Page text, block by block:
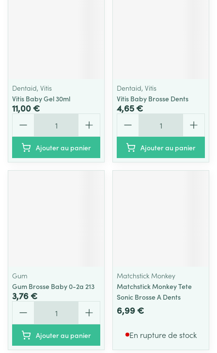
Dentaid, Vitis
Vitis Baby Gel 30ml
11,00 €
Ajouter au panier
Dentaid, Vitis
Vitis Baby Brosse Dents
4,65 €
Ajouter au panier
Gum
Gum Brosse Baby 0-2a 213
3,76 €
Ajouter au panier
Matchstick Monkey
Matchstick Monkey Tete
Sonic Brosse A Dents
6,99 €
En rupture de stock